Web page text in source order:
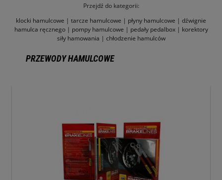
Przejdź do kategorii:
klocki hamulcowe | tarcze hamulcowe | płyny hamulcowe | dźwignie
hamulca ręcznego| pompy hamulcowe | pedały pedalbox| korektory
siły hamowania | chłodzenie hamulców
PRZEWODY HAMULCOWE